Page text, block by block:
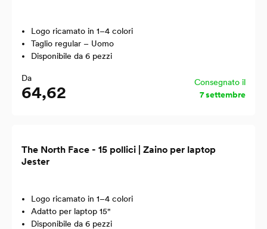
Logo ricamato in 1–4 colori
Taglio regular – Uomo
Disponibile da 6 pezzi
Da
64,62
Consegnato il
7 settembre
The North Face - 15 pollici | Zaino per laptop
Jester
Logo ricamato in 1–4 colori
Adatto per laptop 15"
Disponibile da 6 pezzi